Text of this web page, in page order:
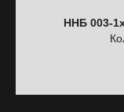
ННБ 003-